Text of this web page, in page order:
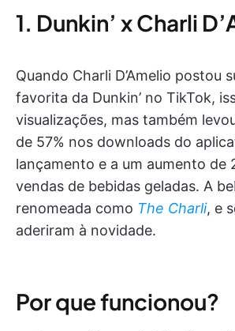
1. Dunkin’ x Charli
Quando Charli D’Amelio postou
favorita da Dunkin’ no TikTok,
visualizações, mas também
de 57% nos downloads do
lançamento e a um aumento de
vendas de bebidas geladas. A
renomeada como The Charli, e
aderiram à novidade.
Por que funcionou?